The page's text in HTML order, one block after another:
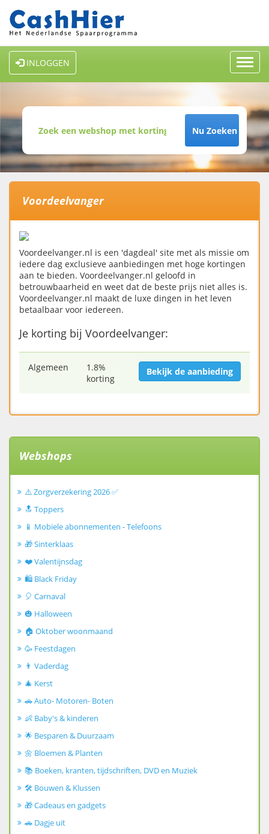
INLOGGEN
Nu Zoeken
Voordeelvanger
Voordeelvanger.nl is een 'dagdeal' site met als missie om
iedere dag exclusieve aanbiedingen met hoge kortingen
aan te bieden. Voordeelvanger.nl geloofd in
betrouwbaarheid en weet dat de beste prijs niet alles is.
Voordeelvanger.nl maakt de luxe dingen in het leven
betaalbaar voor iedereen.
Je korting bij Voordeelvanger:
Algemeen
1.8%
korting
Bekijk de aanbieding
Webshops
⚠️ Zorgverzekering 2026 ✅
🔝 Toppers
📱 Mobiele abonnementen - Telefoons
🎁 Sinterklaas
❤️ Valentijnsdag
🛍️ Black Friday
🎈 Carnaval
🎃 Halloween
🏠 Oktober woonmaand
🥳 Feestdagen
👨 Vaderdag
🎄 Kerst
🚗 Auto- Motoren- Boten
👶 Baby's & kinderen
🌟 Besparen & Duurzaam
🌼 Bloemen & Planten
📚 Boeken, kranten, tijdschriften, DVD en Muziek
🛠️ Bouwen & Klussen
🎁 Cadeaus en gadgets
🚗 Dagje uit